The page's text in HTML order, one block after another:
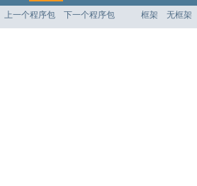
上一个程序包 下一个程序包 框架 无框架